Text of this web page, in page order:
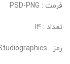
فرمت : PSD-PNG
تعداد : 14
رمز : Studiographics